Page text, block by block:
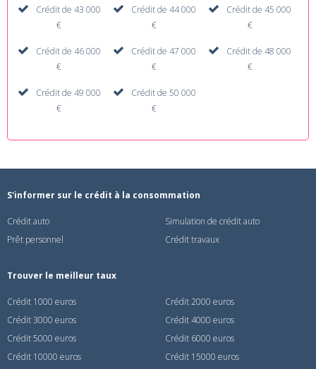
Crédit de 43 000
€
Crédit de 44 000
€
Crédit de 45 000
€
Crédit de 46 000
€
Crédit de 47 000
€
Crédit de 48 000
€
Crédit de 49 000
€
Crédit de 50 000
€
S'informer sur le crédit à la consommation
Crédit auto
Simulation de crédit auto
Prêt personnel
Crédit travaux
Trouver le meilleur taux
Crédit 1000 euros
Crédit 2000 euros
Crédit 3000 euros
Crédit 4000 euros
Crédit 5000 euros
Crédit 6000 euros
Crédit 10000 euros
Crédit 15000 euros